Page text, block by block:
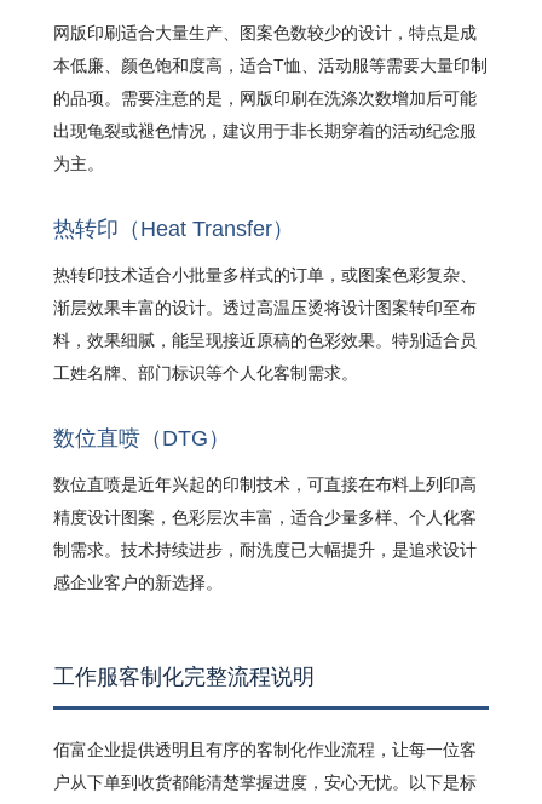
网版印刷适合大量生产、图案色数较少的设计，特点是成
本低廉、颜色饱和度高，适合T恤、活动服等需要大量印制
的品项。需要注意的是，网版印刷在洗涤次数增加后可能
出现龟裂或褪色情况，建议用于非长期穿着的活动纪念服
为主。
热转印（Heat Transfer）
热转印技术适合小批量多样式的订单，或图案色彩复杂、
渐层效果丰富的设计。透过高温压烫将设计图案转印至布
料，效果细腻，能呈现接近原稿的色彩效果。特别适合员
工姓名牌、部门标识等个人化客制需求。
数位直喷（DTG）
数位直喷是近年兴起的印制技术，可直接在布料上列印高
精度设计图案，色彩层次丰富，适合少量多样、个人化客
制需求。技术持续进步，耐洗度已大幅提升，是追求设计
感企业客户的新选择。
工作服客制化完整流程说明
佰富企业提供透明且有序的客制化作业流程，让每一位客
户从下单到收货都能清楚掌握进度，安心无忧。以下是标